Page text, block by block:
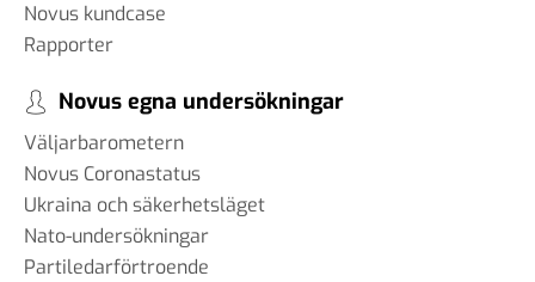
Novus kundcase
Rapporter
Novus egna undersökningar
Väljarbarometern
Novus Coronastatus
Ukraina och säkerhetsläget
Nato-undersökningar
Partiledarförtroende